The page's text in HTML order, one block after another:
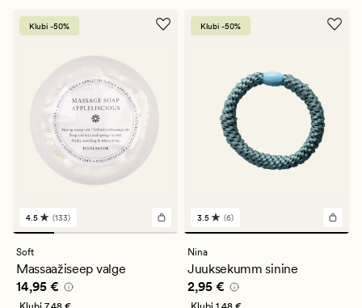
Klubi -50%
133
arvustust
keskmise
hinnanguga
4.5
4.5 (133)
Soft
Massaažiseep valge
Pris_ee 14,95 €
14,95 €
Klubi -50%
6
arvustust
keskmise
hinnanguga
3.5
3.5 (6)
Nina
Juuksekumm sinine
Pris_ee 2,95 €
2,95 €